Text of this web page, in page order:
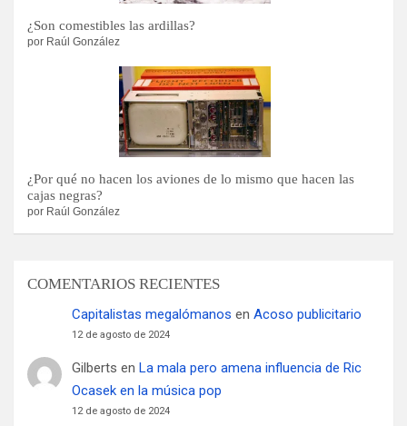
¿Son comestibles las ardillas?
por Raúl González
¿Por qué no hacen los aviones de lo mismo que hacen las
cajas negras?
por Raúl González
COMENTARIOS RECIENTES
Capitalistas megalómanos en Acoso publicitario
12 de agosto de 2024
Gilberts en La mala pero amena influencia de Ric
Ocasek en la música pop
12 de agosto de 2024